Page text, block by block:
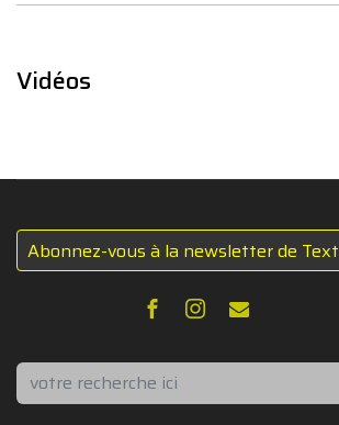
Vidéos
Abonnez-vous à la newsletter de
Rechercher